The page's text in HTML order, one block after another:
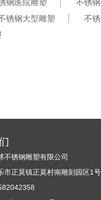
钢医院雕塑 不锈
锈钢大型雕塑 不
不锈钢雕塑有限公司
市正莫镇正莫村南雕刻园区1号